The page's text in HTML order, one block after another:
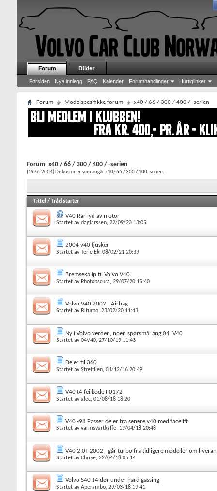
Forum
Forsiden Nye innlegg FAQ Kalender Forumhandlinger Hurtiglinker
Bilder
Forum Modelspesifikke forum x40 / 66 / 300 / 400 / -serien
Forum: x40 / 66 / 300 / 400 / -serien
(1976-2004) Diskusjoner som angår x40/ 66 / 300 / 400 -serien.
Tittel / Tråd starter
V40 Rar lyd av motor
Startet avdaglarssen, 22/09/23 13:05
2004 v40 fjusker
Startet av Terje Ek, 08/02/21 20:39
Bremsekalip til Volvo V40
Startet av Photobscura, 29/07/20 15:40
Volvo V40 2002 - Airbag
Startet av Biturbo, 23/02/20 11:43
Ny i Volvo verden, noen spørsmål ang 04' V40
Startet av04V40, 27/10/19 11:43
Deler til 360
Startet avStreitlien, 08/12/16 20:49
V40 t4 feilkode P0172
Startet avalec, 01/08/18 18:20
V40 -98 Passer deler fra senere v40 med facelift
Startet avvarmsvartkaffe, 19/04/18 20:48
V40 2,0T 2002 - går turbo fra tidligere modeller om
Startet avChrrye, 22/04/18 05:14
Volvo S40 T4 dør under hard gassing
Startet avAperambo, 29/03/18 19:41